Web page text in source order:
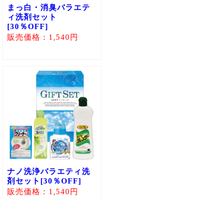
まっ白・消臭バラエテ
ィ洗剤セット
[30％OFF]
販売価格：1,540円
ナノ洗浄バラエティ洗
剤セット[30％OFF]
販売価格：1,540円